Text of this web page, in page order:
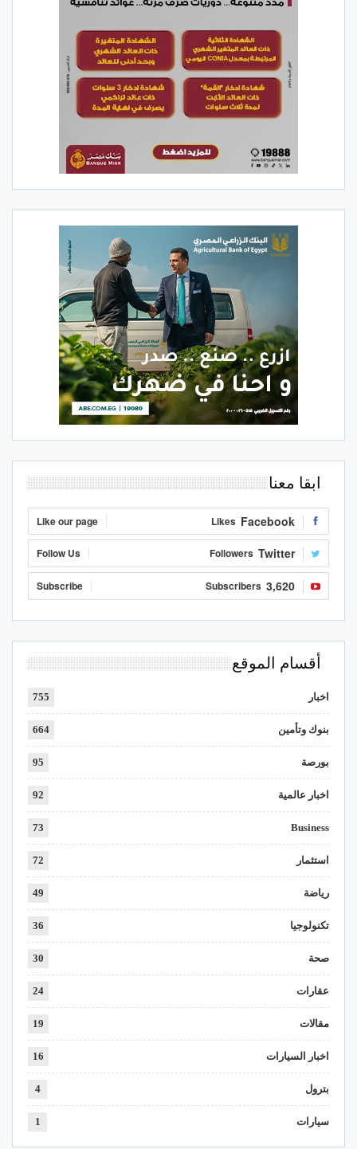
ابقا معنا
Facebook
Likes
Like our page
Twitter
Followers
Follow Us
3,620
Subscribers
Subscribe
أقسام الموقع
اخبار 755
بنوك وتأمين 664
بورصة 95
اخبار عالمية 92
Business
73
استثمار 72
رياضة 49
تكنولوجيا 36
صحة 30
عقارات 24
مقالات 19
اخبار السيارات 16
بترول 4
سيارات 1